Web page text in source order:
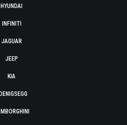
HYUNDAI
INFINITI
JAGUAR
JEEP
KIA